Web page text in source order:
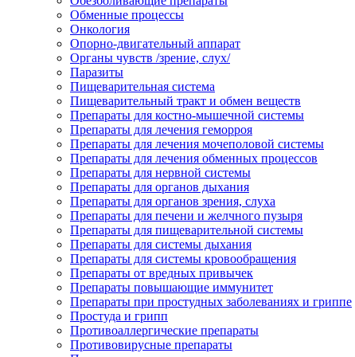
Обменные процессы
Онкология
Опорно-двигательный аппарат
Органы чувств /зрение, слух/
Паразиты
Пищеварительная система
Пищеварительный тракт и обмен веществ
Препараты для костно-мышечной системы
Препараты для лечения геморроя
Препараты для лечения мочеполовой системы
Препараты для лечения обменных процессов
Препараты для нервной системы
Препараты для органов дыхания
Препараты для органов зрения, слуха
Препараты для печени и желчного пузыря
Препараты для пищеварительной системы
Препараты для системы дыхания
Препараты для системы кровообращения
Препараты от вредных привычек
Препараты повышающие иммунитет
Препараты при простудных заболеваниях и гриппе
Простуда и грипп
Противоаллергические препараты
Противовирусные препараты